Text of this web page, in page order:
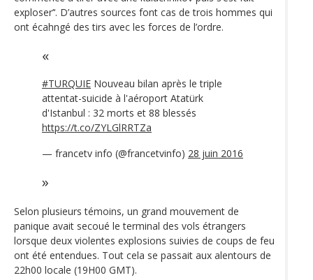
exploser’‘. D’autres sources font cas de trois hommes qui
ont écahngé des tirs avec les forces de l’ordre.
#TURQUIE Nouveau bilan après le triple
attentat-suicide à l'aéroport Atatürk
d'Istanbul : 32 morts et 88 blessés
https://t.co/ZYLGlRRTZa
— francetv info (@francetvinfo) 28 juin 2016
Selon plusieurs témoins, un grand mouvement de
panique avait secoué le terminal des vols étrangers
lorsque deux violentes explosions suivies de coups de feu
ont été entendues. Tout cela se passait aux alentours de
22h00 locale (19H00 GMT).